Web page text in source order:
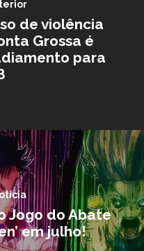
de violência
Grossa é
para
Jogo do Abate
em julho!